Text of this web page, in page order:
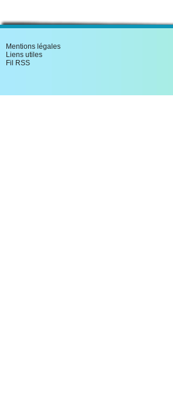
Mentions légales
Liens utiles
Fil RSS